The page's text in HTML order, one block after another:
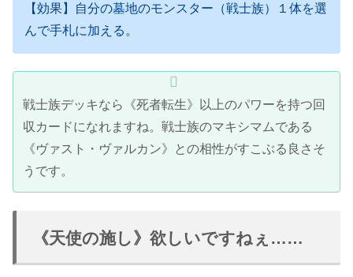
【効果】自分の墓地のモンスター（戦士族）１体を選
んで手札に加える。
戦士族デッキなら《死者転生》以上のパワーを持つ回
収カードになれますね。戦士族のマキシマムである
《ヴァスト・ヴァルカン》との相性がすこぶる良さそ
うです。
《天使の施し》欲しいですねぇ……